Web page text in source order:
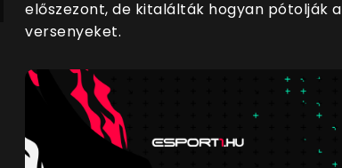
előszezont, de kitalálták hogyan pótolják a
versenyeket.